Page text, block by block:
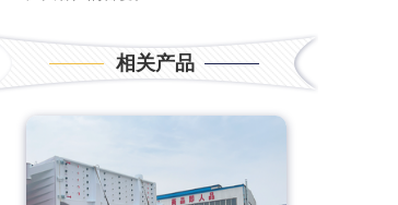
相关产品